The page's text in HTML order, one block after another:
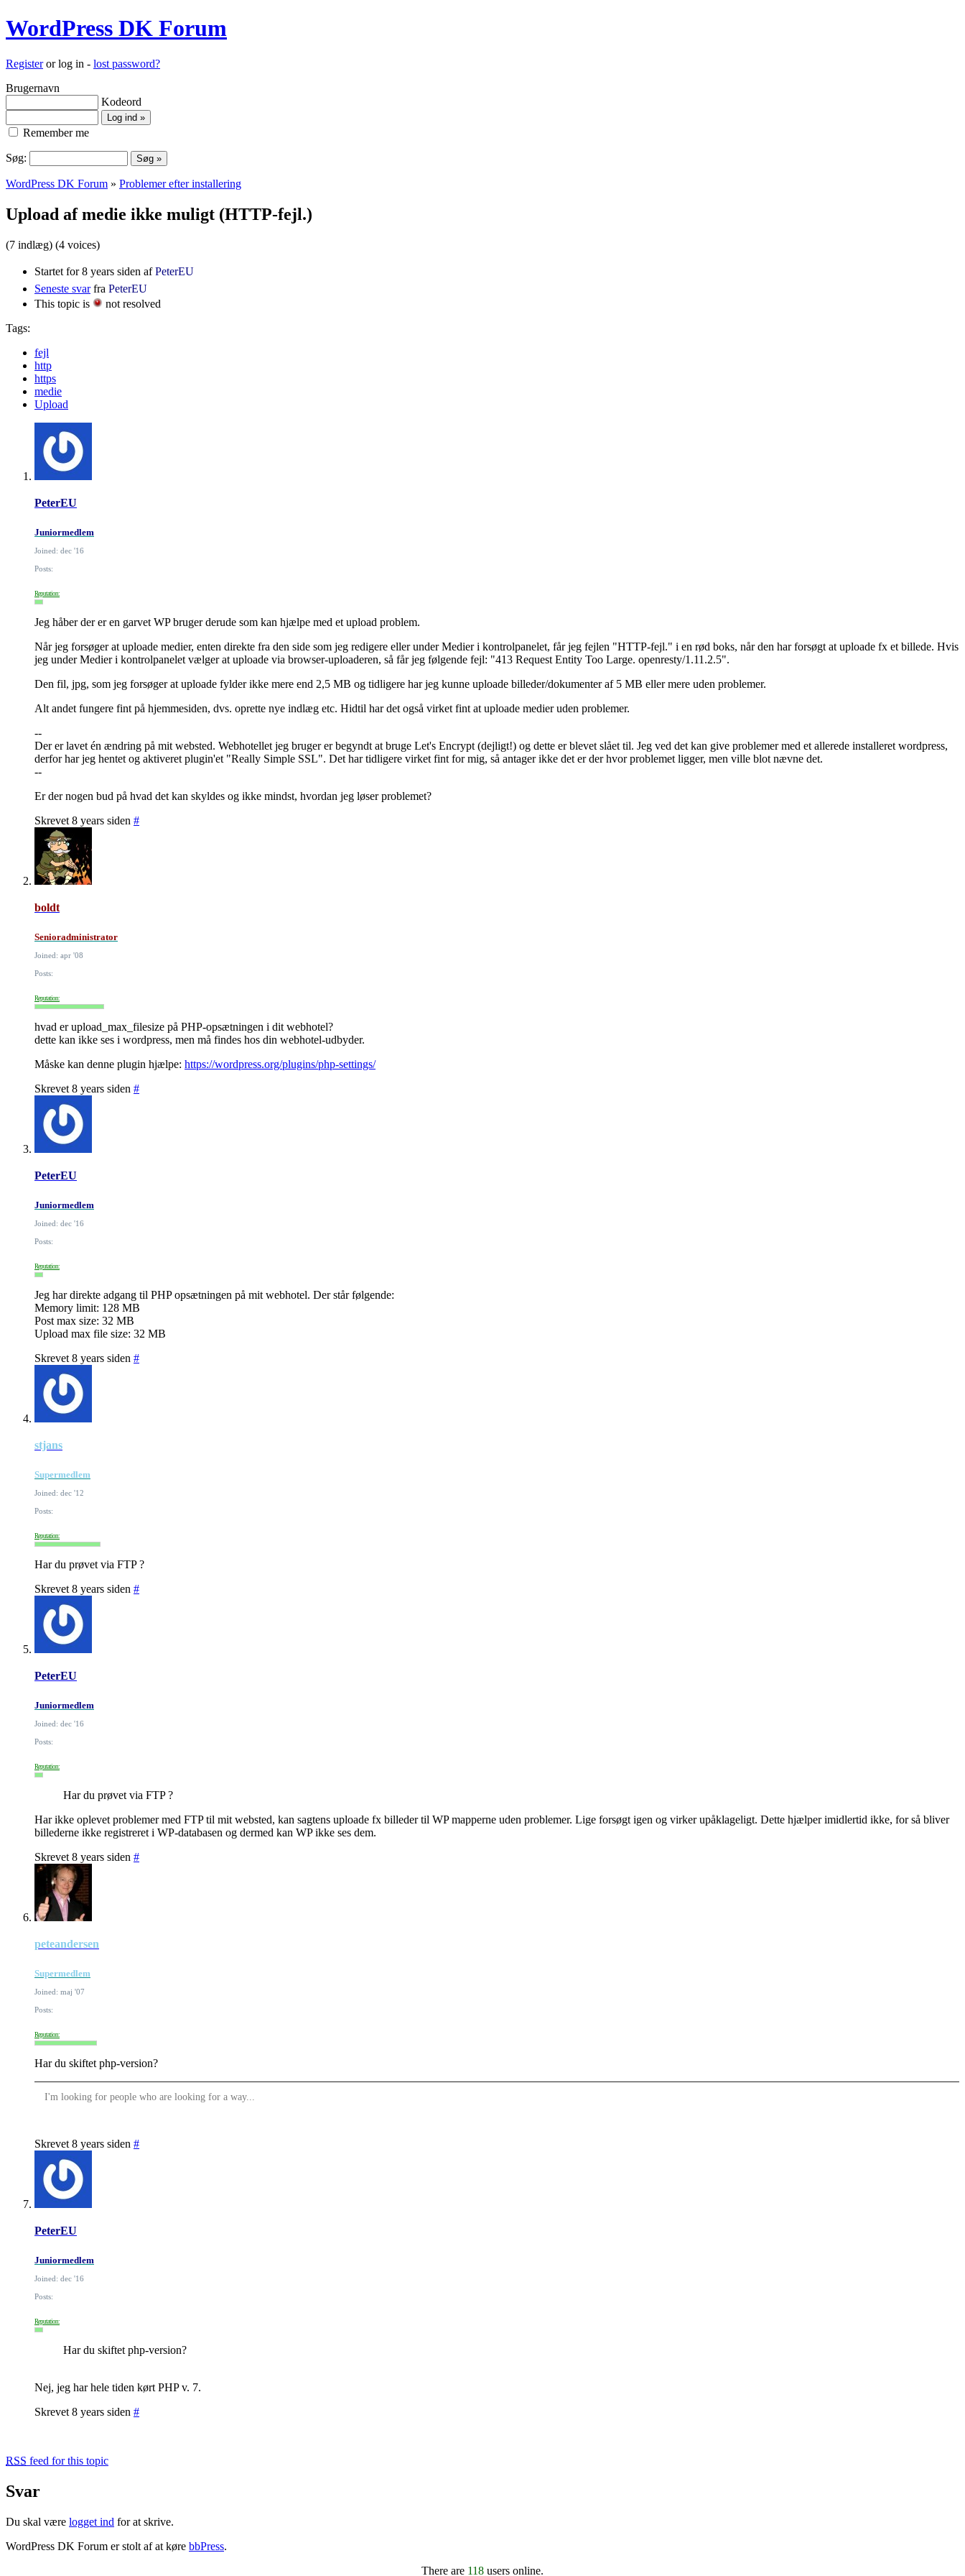
WordPress DK Forum
Registeror log in - lost password?
Brugernavn
Kodeord
Remember me
Søg:
WordPress DK Forum » Problemer efter installering
Upload af medie ikke muligt (HTTP-fejl.)
(7 indlæg) (4 voices)
Startet for 8 years siden afPeterEU
Seneste svarfra PeterEU
This topic is
not resolved
Tags:
fejl
http
https
medie
Upload
PeterEU
Juniormedlem
Joined: dec '16
Posts:
Reputation:
Jeg håber der er en garvet WP bruger derude som kan hjælpe med et upload problem.
Når jeg forsøger at uploade medier, enten direkte fra den side som jeg redigere eller under Medier i kontrolpanelet, får jeg fejlen "HTTP-fejl." i en rød boks, når den har forsøgt at uploade fx et billede. Hvis
jeg under Medier i kontrolpanelet vælger at uploade via browser-uploaderen, så får jeg følgende fejl: "413 Request Entity Too Large. openresty/1.11.2.5".
Den fil, jpg, som jeg forsøger at uploade fylder ikke mere end 2,5 MB og tidligere har jeg kunne uploade billeder/dokumenter af 5 MB eller mere uden problemer.
Alt andet fungere fint på hjemmesiden, dvs. oprette nye indlæg etc. Hidtil har det også virket fint at uploade medier uden problemer.
--
Der er lavet én ændring på mit websted. Webhotellet jeg bruger er begyndt at bruge Let's Encrypt (dejligt!) og dette er blevet slået til. Jeg ved det kan give problemer med et allerede installeret wordpress,
derfor har jeg hentet og aktiveret plugin'et "Really Simple SSL". Det har tidligere virket fint for mig, så antager ikke det er der hvor problemet ligger, men ville blot nævne det.
--
Er der nogen bud på hvad det kan skyldes og ikke mindst, hvordan jeg løser problemet?
Skrevet 8 years siden #
boldt
Senioradministrator
Joined: apr '08
Posts:
Reputation:
hvad er upload_max_filesize på PHP-opsætningen i dit webhotel?
dette kan ikke ses i wordpress, men må findes hos din webhotel-udbyder.
Måske kan denne plugin hjælpe: https://wordpress.org/plugins/php-settings/
Skrevet 8 years siden #
PeterEU
Juniormedlem
Joined: dec '16
Posts:
Reputation:
Jeg har direkte adgang til PHP opsætningen på mit webhotel. Der står følgende:
Memory limit: 128 MB
Post max size: 32 MB
Upload max file size: 32 MB
Skrevet 8 years siden #
stjans
Supermedlem
Joined: dec '12
Posts:
Reputation:
Har du prøvet via FTP ?
Skrevet 8 years siden #
PeterEU
Juniormedlem
Joined: dec '16
Posts:
Reputation:
Har du prøvet via FTP ?
Har ikke oplevet problemer med FTP til mit websted, kan sagtens uploade fx billeder til WP mapperne uden problemer. Lige forsøgt igen og virker upåklageligt. Dette hjælper imidlertid ikke, for så bliver
billederne ikke registreret i WP-databasen og dermed kan WP ikke ses dem.
Skrevet 8 years siden #
peteandersen
Supermedlem
Joined: maj '07
Posts:
Reputation:
Har du skiftet php-version?
I'm looking for people who are looking for a way...
Skrevet 8 years siden #
PeterEU
Juniormedlem
Joined: dec '16
Posts:
Reputation:
Har du skiftet php-version?
Nej, jeg har hele tiden kørt PHP v. 7.
Skrevet 8 years siden #
RSS feed for this topic
Svar
Du skal være logget ind for at skrive.
WordPress DK Forum er stolt af at køre bbPress.
There are 118 users online.